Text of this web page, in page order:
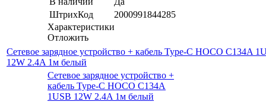
ШтрихКод
2000991844285
Характеристики
Отложить
Сетевое зарядное устройство + кабель Type-C HOCO C134A
12W 2.4A 1м белый
Сетевое зарядное устройство +
кабель Type-C HOCO C134A
1USB 12W 2.4A 1м белый